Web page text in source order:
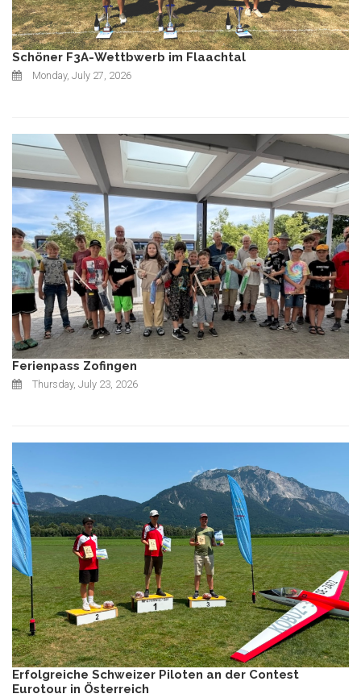
Schöner F3A-Wettbwerb im Flaachtal
Monday, July 27, 2026
Ferienpass Zofingen
Thursday, July 23, 2026
Erfolgreiche Schweizer Piloten an der Contest
Eurotour in Österreich